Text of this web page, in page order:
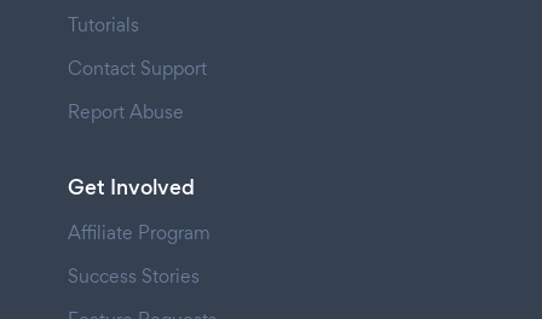
Tutorials
Contact Support
Report Abuse
Get Involved
Affiliate Program
Success Stories